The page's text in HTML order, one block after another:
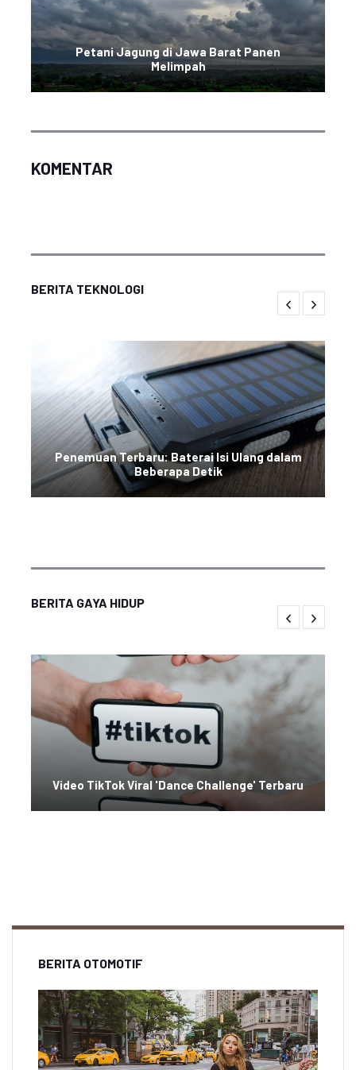
Petani Jagung di Jawa Barat Panen
Melimpah
KOMENTAR
BERITA TEKNOLOGI
Penemuan Terbaru: Baterai Isi Ulang dalam
Beberapa Detik
BERITA GAYA HIDUP
Video TikTok Viral 'Dance Challenge' Terbaru
BERITA OTOMOTIF